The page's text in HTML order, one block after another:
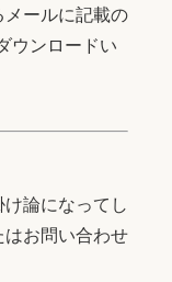
ールに記載の
ウンロードい
論になってし
はお問い合わせ